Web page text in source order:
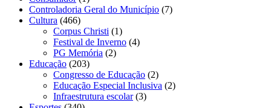
Controladoria Geral do Município (7)
Cultura (466)
Corpus Christi (1)
Festival de Inverno (4)
PG Memória (2)
Educação (203)
Congresso de Educação (2)
Educação Especial Inclusiva (2)
Infraestrutura escolar(3)